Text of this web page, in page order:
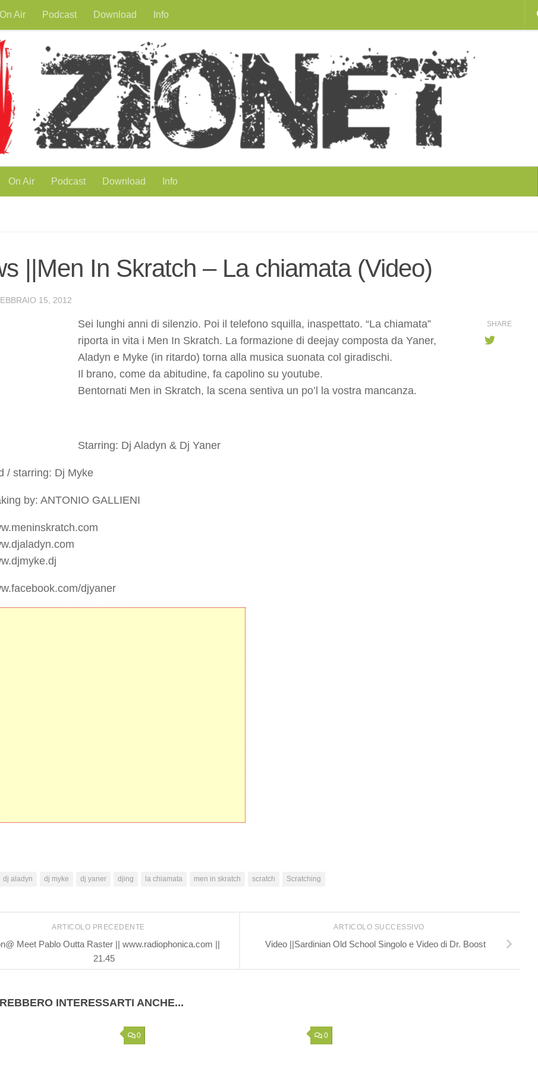
On Air Podcast Download Info
On Air Podcast Download Info
||Men In Skratch – La chiamata (Video)
15, 2012
Sei lunghi anni di silenzio. Poi il telefono squilla, inaspettato. “La chiamata”
riporta in vita i Men In Skratch. La formazione di deejay composta da Yaner,
Aladyn e Myke (in ritardo) torna alla musica suonata col giradischi.
Il brano, come da abitudine, fa capolino su youtube.
Bentornati Men in Skratch, la scena sentiva un po’l la vostra mancanza.
Starring: Dj Aladyn & Dj Yaner
/ starring: Dj Myke
by: ANTONIO GALLIENI
djyaner
SHARE
dj aladyn dj myke dj yaner djing la chiamata men in skratch scratch Scratching
ARTICOLO SUCCESSIVO
Video ||Sardinian Old School Singolo e Video di Dr. Boost
ARTICOLO PRECEDENTE
Meet Pablo Outta Raster || www.radiophonica.com ||
21.45
INTERESSARTI ANCHE...
0 0